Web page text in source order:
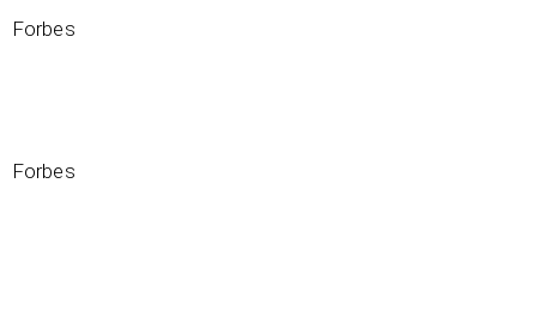
Forbes
Forbes